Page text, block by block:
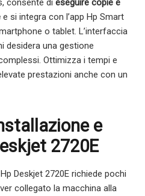
consente di eseguire copie e
e si integra con l’app Hp Smart
o tablet. L’interfaccia
desidera una gestione
Ottimizza i tempi e
prestazioni anche con un
e
2720E
Deskjet 2720E richiede pochi
collegato la macchina alla